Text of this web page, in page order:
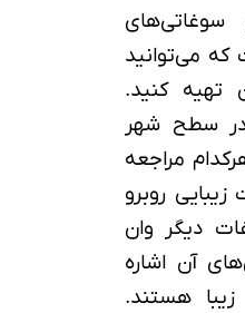
سوغاتی‌های
می‌توانید
تهیه کنید.
در سطح شهر
مراجعه
روبرو
دیگر وان
آن اشاره
هستند.